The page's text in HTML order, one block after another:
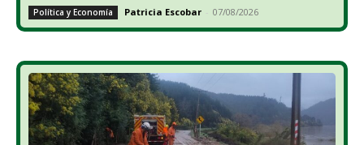
Política y Economía Patricia Escobar - 07/08/2026